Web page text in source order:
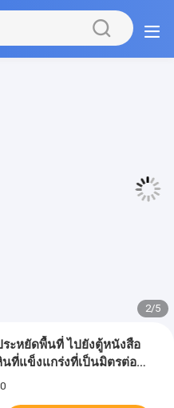
3/5
ระหยัดพื้นที่ ไปยังตู้หนังสือ
ที่แข็งแกร่งที่เป็นมิตรต่อสิ่ง